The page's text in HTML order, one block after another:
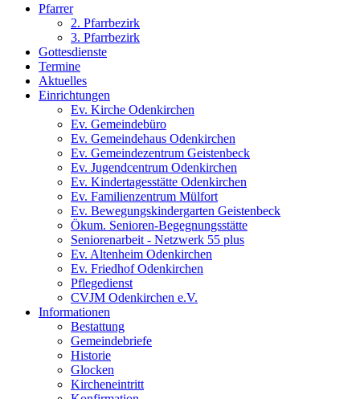
Pfarrer
2. Pfarrbezirk
3. Pfarrbezirk
Gottesdienste
Termine
Aktuelles
Einrichtungen
Ev. Kirche Odenkirchen
Ev. Gemeindebüro
Ev. Gemeindehaus Odenkirchen
Ev. Gemeindezentrum Geistenbeck
Ev. Jugendcentrum Odenkirchen
Ev. Kindertagesstätte Odenkirchen
Ev. Familienzentrum Mülfort
Ev. Bewegungskindergarten Geistenbeck
Ökum. Senioren-Begegnungsstätte
Seniorenarbeit - Netzwerk 55 plus
Ev. Altenheim Odenkirchen
Ev. Friedhof Odenkirchen
Pflegedienst
CVJM Odenkirchen e.V.
Informationen
Bestattung
Gemeindebriefe
Historie
Glocken
Kircheneintritt